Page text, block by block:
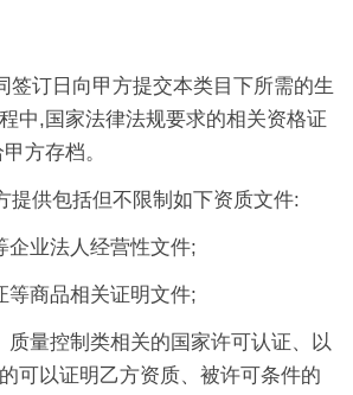
签订日向甲方提交本类目下所需的生
中,国家法律法规要求的相关资格证
方存档。
提供包括但不限制如下资质文件:
企业法人经营性文件;
等商品相关证明文件;
质量控制类相关的国家许可认证、以
可以证明乙方资质、被许可条件的